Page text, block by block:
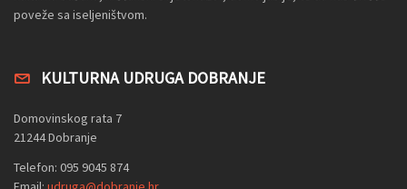
poveže sa iseljeništvom.
KULTURNA UDRUGA DOBRANJE
Domovinskog rata 7
21244 Dobranje
Telefon: 095 9045 874